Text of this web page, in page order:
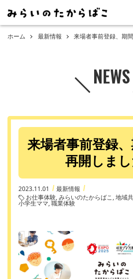
ホーム 最新情報 来場者事前登録、期
NEWS
来場者事前登録
再開しまし
2023.11.01
最新情報
お仕事体験 みらいのたからばこ 地域
小学生ママ 職業体験